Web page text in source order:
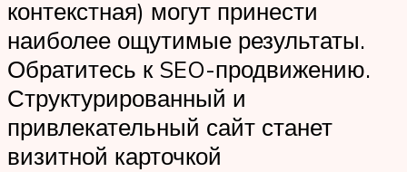
контекстная) могут принести
наиболее ощутимые результаты.
Обратитесь к SEO-продвижению.
Структурированный и
привлекательный сайт станет
визитной карточкой